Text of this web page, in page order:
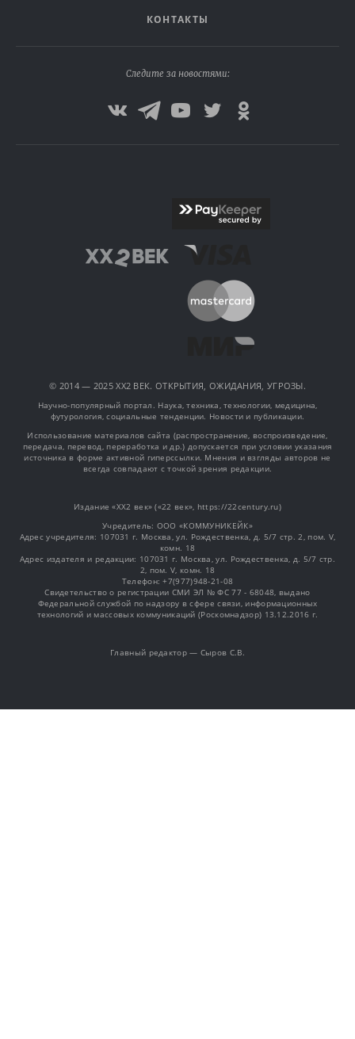
КОНТАКТЫ
Следите за новостями:
© 2014 — 2025 XX2 ВЕК. ОТКРЫТИЯ, ОЖИДАНИЯ, УГРОЗЫ.
Научно-популярный портал. Наука, техника, технологии, медицина,
футурология, социальные тенденции. Новости и публикации.
Использование материалов сайта (распространение, воспроизведение,
передача, перевод, переработка и др.) допускается при условии указания
источника в форме активной гиперссылки. Мнения и взгляды авторов не
всегда совпадают с точкой зрения редакции.
Издание «XX2 век» («22 век», https://22century.ru)
Учредитель: OOO «КОММУНИКЕЙК»
Адрес учредителя: 107031 г. Москва, ул. Рождественка, д. 5/7 стр. 2, пом. V,
комн. 18
Адрес издателя и редакции: 107031 г. Москва, ул. Рождественка, д. 5/7 стр.
2, пом. V, комн. 18
Телефон: +7(977)948-21-08
Свидетельство о регистрации СМИ ЭЛ № ФС 77 - 68048, выдано
Федеральной службой по надзору в сфере связи, информационных
технологий и массовых коммуникаций (Роскомнадзор) 13.12.2016 г.
Главный редактор — Сыров С.В.